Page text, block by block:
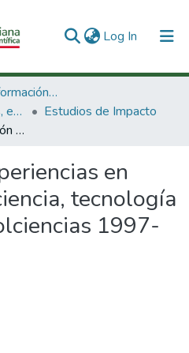
Log In (current)
3. Recursos de Información Científica y Tecnológica
3.2.1. Políticas, estudios, evaluaciones e indicadores de CTeI
Estudios de Impacto
Experiencias en evaluación de ciencia, tecnología e innovación Colciencias 1997-2015
en
tecnología
1997-